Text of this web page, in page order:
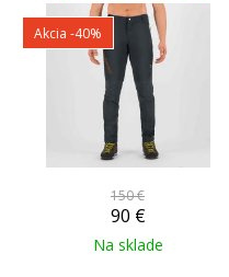
Akcia -40%
150 €
90 €
Na sklade